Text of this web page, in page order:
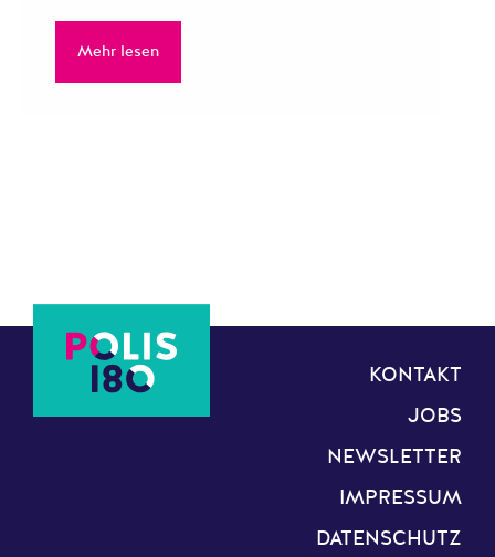
Mehr lesen
KONTAKT
JOBS
NEWSLETTER
IMPRESSUM
DATENSCHUTZ